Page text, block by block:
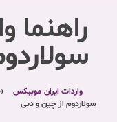
راهنما
واردات ایران موبیکس »
سولاردوم از چین و دبی